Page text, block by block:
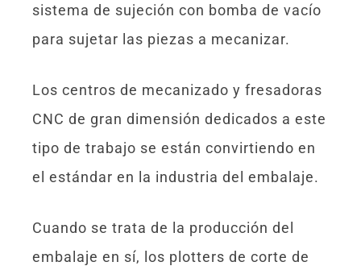
sistema de sujeción con bomba de vacío
para sujetar las piezas a mecanizar.
Los centros de mecanizado y fresadoras
CNC de gran dimensión dedicados a este
tipo de trabajo se están convirtiendo en
el estándar en la industria del embalaje.
Cuando se trata de la producción del
embalaje en sí, los plotters de corte de